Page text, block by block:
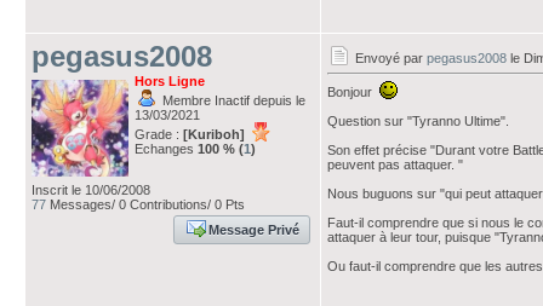
pegasus2008
Hors Ligne
Membre Inactif depuis le
13/03/2021
Grade : [Kuriboh]
Echanges 100 % (1)
Inscrit le 10/06/2008
77 Messages/ 0 Contributions/ 0 Pts
Message Privé
Envoyé par pegasus2008 le
Bonjour
Question sur "Tyranno Ultime".
Son effet précise "Durant votre
peuvent pas attaquer. "
Nous buguons sur "qui peut
Faut-il comprendre que si nous le
attaquer à leur tour, puisque
Ou faut-il comprendre que les